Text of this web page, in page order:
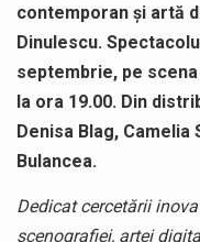
contemporan și artă
Dinulescu.
septembrie, pe
la ora 19.00. Din
Denisa Blag, Camelia
Bulancea.
Dedicat cercetării
scenografiei, artei